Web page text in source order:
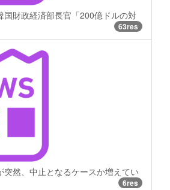
財政経済部長官「200億ドルの対
63res
突然、中止となるケースか増えてい
6res